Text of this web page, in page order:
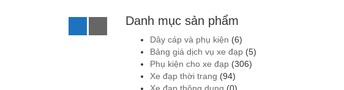
Danh mục sản phẩm
Dây cáp và phụ kiện (6)
Bảng giá dịch vụ xe đạp (5)
Phụ kiện cho xe đạp (306)
Xe đạp thời trang (94)
Xe đạp thông dụng (0)